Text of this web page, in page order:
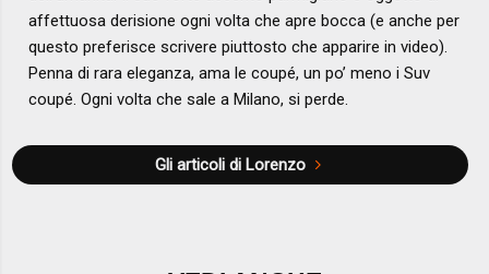
affettuosa derisione ogni volta che apre bocca (e anche per
questo preferisce scrivere piuttosto che apparire in video).
Penna di rara eleganza, ama le coupé, un po’ meno i Suv
coupé. Ogni volta che sale a Milano, si perde.
Gli articoli di Lorenzo